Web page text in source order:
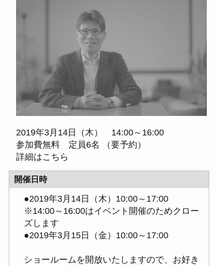
2019年3月14日（木） 14:00～16:00
参加費無料 定員6名 （要予約）
詳細はこちら
開催日時
●2019年3月14日（木）10:00～17:00
※14:00～16:00はイベント開催のためクロー
ズします
●2019年3月15日（金）10:00～17:00
ショールームを開放いたしますので、お好き